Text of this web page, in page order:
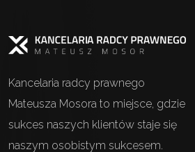
Kancelaria radcy prawnego
Mateusza Mosora to miejsce, gdzie
sukces naszych klientów staje się
naszym osobistym sukcesem.